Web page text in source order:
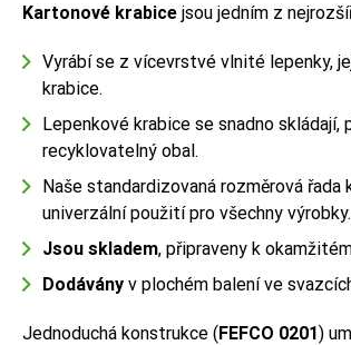
Kartonové krabice jsou jedním z
Vyrábí se z vícevrstvé vlnité lepenky,
krabice.
Lepenkové krabice se snadno skládají,
recyklovatelný obal.
Naše standardizovaná rozměrová řada
univerzální použití pro všechny výrobky.
Jsou skladem, připraveny k
Dodávány v plochém balení ve
Jednoduchá konstrukce (FEFCO 0201)